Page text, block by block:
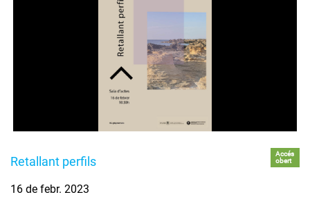
Retallant perfils
Accés
obert
16 de febr. 2023